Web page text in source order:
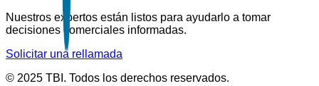
Nuestros expertos están listos para ayudarlo a tomar
decisiones comerciales informadas.
Solicitar una rellamada
© 2025 TBI. Todos los derechos reservados.